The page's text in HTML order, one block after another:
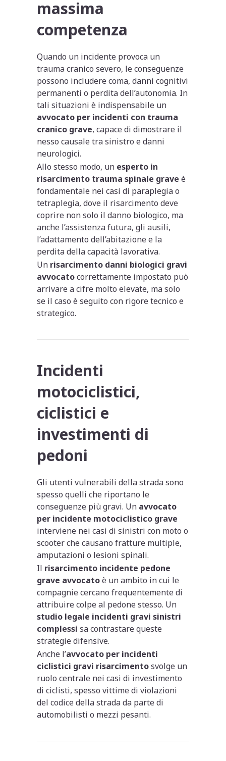
massima
competenza
Quando un incidente provoca un
trauma cranico severo, le conseguenze
possono includere coma, danni cognitivi
permanenti o perdita dell’autonomia. In
tali situazioni è indispensabile un
avvocato per incidenti con trauma
cranico grave, capace di dimostrare il
nesso causale tra sinistro e danni
neurologici.
Allo stesso modo, un esperto in
risarcimento trauma spinale grave è
fondamentale nei casi di paraplegia o
tetraplegia, dove il risarcimento deve
coprire non solo il danno biologico, ma
anche l’assistenza futura, gli ausili,
l’adattamento dell’abitazione e la
perdita della capacità lavorativa.
Un risarcimento danni biologici gravi
avvocatocorrettamente impostato può
arrivare a cifre molto elevate, ma solo
se il caso è seguito con rigore tecnico e
strategico.
Incidenti
motociclistici,
ciclistici e
investimenti di
pedoni
Gli utenti vulnerabili della strada sono
spesso quelli che riportano le
conseguenze più gravi. Un avvocato
per incidente motociclistico grave
interviene nei casi di sinistri con moto o
scooter che causano fratture multiple,
amputazioni o lesioni spinali.
Il risarcimento incidente pedone
grave avvocatoè un ambito in cui le
compagnie cercano frequentemente di
attribuire colpe al pedone stesso. Un
studio legale incidenti gravi sinistri
complessi sa contrastare queste
strategie difensive.
Anche l’avvocato per incidenti
ciclistici gravi risarcimentosvolge un
ruolo centrale nei casi di investimento
di ciclisti, spesso vittime di violazioni
del codice della strada da parte di
automobilisti o mezzi pesanti.